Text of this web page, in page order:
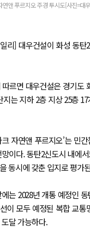
연앤 푸르지오 주경 투시도[사진=대
리] 대우건설이 화성 동
르면 대우건설은 경기도
지는 지하 2층 지상 25층
크 자연앤 푸르지오’는 민
이다. 동탄2신도시 내에
동시에 갖춘 입지로 평가
는 2028년 개통 예정인
이 모두 예정된 복합 교
달 가능하다.